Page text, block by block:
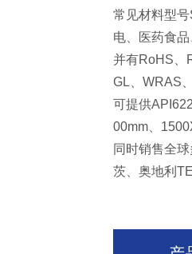
常见材料型号
电、医药食
并有RoHS
GL 、WRAS
可提供
00mm
同时销售全
茨、奥地利